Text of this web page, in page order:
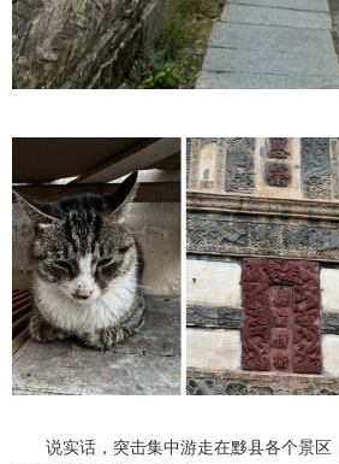
说实话，突击集中游走在黟县各个景